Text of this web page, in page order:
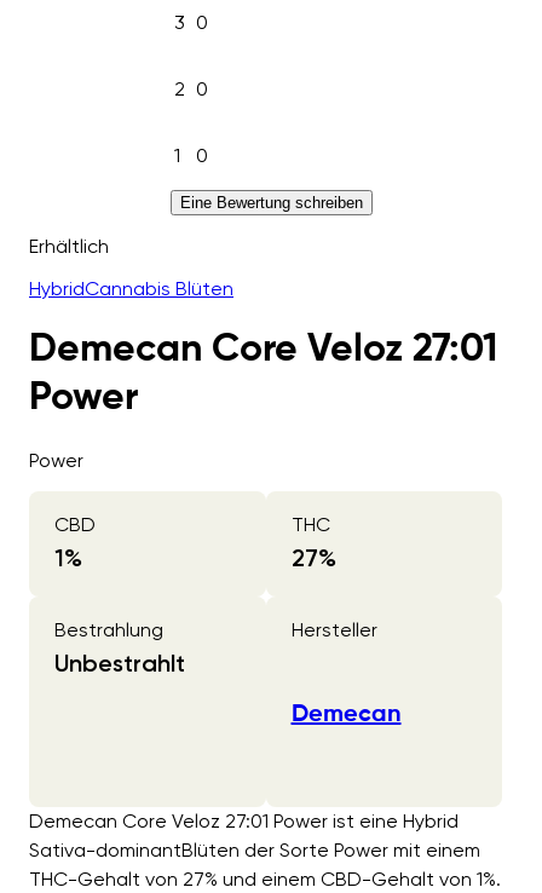
3 0
2 0
1 0
Eine Bewertung schreiben
Erhältlich
HybridCannabis Blüten
Demecan Core Veloz 27:01
Power
Power
CBD
1%
THC
27%
Bestrahlung
Unbestrahlt
Hersteller
Demecan
Demecan Core Veloz 27:01 Power ist eine Hybrid
Sativa-dominantBlüten der Sorte Power mit einem
THC-Gehalt von 27% und einem CBD-Gehalt von 1%.